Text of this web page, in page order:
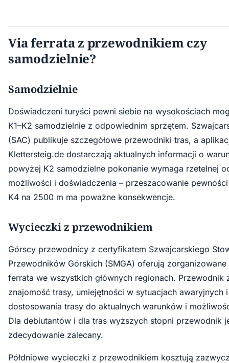
Via ferrata z przewodnikiem czy
samodzielnie?
Samodzielnie
Doświadczeni turyści pewni siebie na wysokościach
K1–K2 samodzielnie z odpowiednim sprzętem.
(SAC) publikuje szczegółowe przewodniki tras, a
Klettersteig.de dostarczają aktualnych informacji o
powyżej K2 samodzielne pokonanie wymaga rzetelnej
możliwości i doświadczenia – przeszacowanie
K4 na 2500 m ma poważne konsekwencje.
Wycieczki z przewodnikiem
Górscy przewodnicy z certyfikatem Szwajcarskiego
Przewodników Górskich (SMGA) oferują
ferrata we wszystkich głównych regionach. Przewodnik
znajomość trasy, umiejętności w sytuacjach awaryjnych
dostosowania trasy do aktualnych warunków i
Dla debiutantów i dla tras wyższych stopni przewodnik
zdecydowanie zalecany.
Półdniowe wycieczki z przewodnikiem kosztują